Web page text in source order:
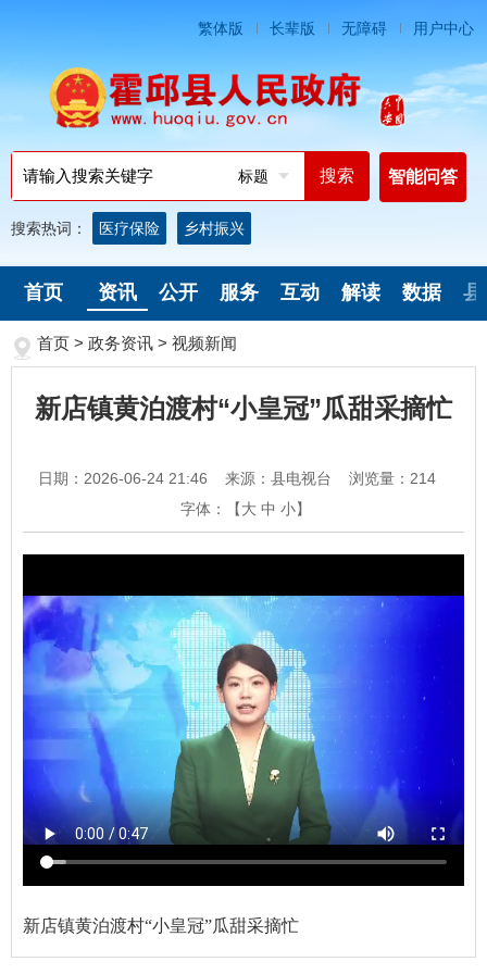
繁体版 长辈版 无障碍 用户中心
标题 智能问答
搜索热词： 医疗保险 乡村振兴
首页 资讯 公开 服务 互动 解读 数据 县
首页 > 政务资讯 > 视频新闻
新店镇黄泊渡村“小皇冠”瓜甜采摘忙
日期：2026-06-24 21:46 来源：县电视台 浏览量： 214
字体：【大 中 小】
新店镇黄泊渡村“小皇冠”瓜甜采摘忙